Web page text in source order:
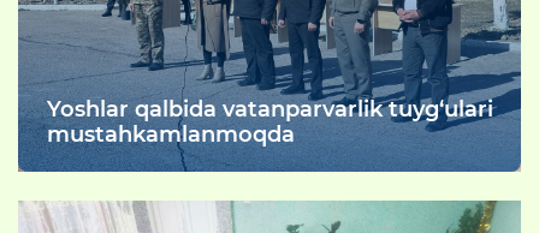
Yoshlar qalbida vatanparvarlik tuyg‘ulari
mustahkamlanmoqda